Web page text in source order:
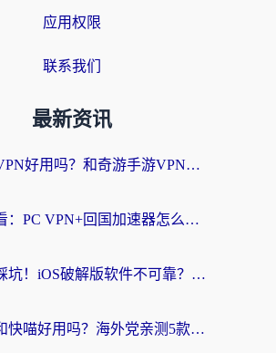
应用权限
联系我们
最新资讯
ChickCN VPN好用吗？和奇游手游VPN对比哪个回国效果更好？海外党亲测实用指南
海外党必看：PC VPN+回国加速器怎么选？无缝访问国内资源全攻略
海外党别踩坑！iOS破解版软件不可靠？教你选对回国加速器无缝看国内资源
雷神手游和快喵好用吗？海外党亲测5款回国加速器，附斧牛Bling对比+微信视频号解决办法